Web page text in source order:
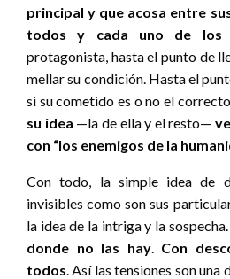
principal y que acosa entre
todos y cada uno de los
protagonista, hasta el punto de
mellar su condición. Hasta el
si su cometido es o no el correcto.
su idea —la de ella y el resto—
con “los enemigos de la
Con todo, la simple idea de
invisibles como son sus
la idea de la intriga y la sospecha.
donde no las hay. Con
todos . Así las tensiones son